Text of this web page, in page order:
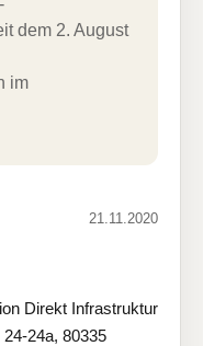
dem 2. August
im
21.11.2020
Direkt Infrastruktur
24a, 80335